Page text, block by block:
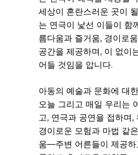
세상이 혼란스러운 곳이
는 연극이 낯선 이들이 함
름다움과 즐거움, 경이로
공간을 제공하며, 이 없이
어들 것임을 압니다.
아동의 예술과 문화에 대
오늘 그리고 매일 우리는
고, 연극과 공연을 접하며
경이로운 모험과 마법 같
움—주변 어른들이 제공